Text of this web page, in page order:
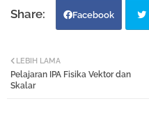
Facebook
LEBIH LAMA
Pelajaran IPA Fisika Vektor dan
Skalar